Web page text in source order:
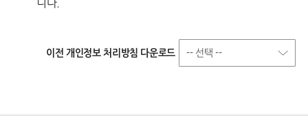
니다.
이전 개인정보 처리방침 다운로드 -- 선택 --